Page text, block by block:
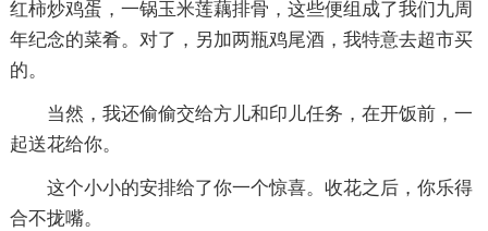
红柿炒鸡蛋，一锅玉米莲藕排骨，这些便组成了我们九周
年纪念的菜肴。对了，另加两瓶鸡尾酒，我特意去超市买
的。
当然，我还偷偷交给方儿和印儿任务，在开饭前，一
起送花给你。
这个小小的安排给了你一个惊喜。收花之后，你乐得
合不拢嘴。